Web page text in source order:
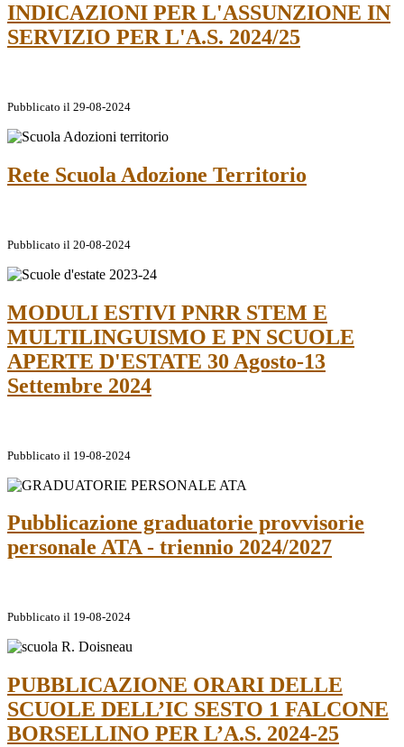
INDICAZIONI PER L'ASSUNZIONE IN
SERVIZIO PER L'A.S. 2024/25
Pubblicato il 29-08-2024
Rete Scuola Adozione Territorio
Pubblicato il 20-08-2024
MODULI ESTIVI PNRR STEM E
MULTILINGUISMO E PN SCUOLE
APERTE D'ESTATE 30 Agosto-13
Settembre 2024
Pubblicato il 19-08-2024
Pubblicazione graduatorie provvisorie
personale ATA - triennio 2024/2027
Pubblicato il 19-08-2024
PUBBLICAZIONE ORARI DELLE
SCUOLE DELL’IC SESTO 1 FALCONE
BORSELLINO PER L’A.S. 2024-25